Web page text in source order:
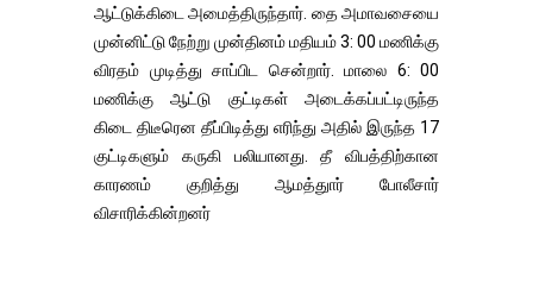
ஆட்டுக்கிடை அமைத்திருந்தார். தை அமாவசையை
முன்னிட்டு நேற்று முன்தினம் மதியம் 3: 00 மணிக்கு
விரதம் முடித்து சாப்பிட சென்றார். மாலை 6: 00
மணிக்கு ஆட்டு குட்டிகள் அடைக்கப்பட்டிருந்த
கிடை திடீரென தீப்பிடித்து எரிந்து அதில் இருந்த 17
குட்டிகளும் கருகி பலியானது. தீ விபத்திற்கான
காரணம் குறித்து ஆமத்துார் போலீசார்
விசாரிக்கின்றனர்